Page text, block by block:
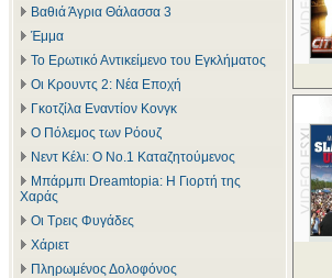
Βαθιά Άγρια Θάλασσα 3
Έμμα
Το Ερωτικό Αντικείμενο του Εγκλήματος
Οι Κρουντς 2: Νέα Εποχή
Γκοτζίλα Εναντίον Κονγκ
Ο Πόλεμος των Ρόουζ
Νεντ Κέλι: Ο Νο.1 Καταζητούμενος
Μπάρμπι Dreamtopia: Η Γιορτή της
Χαράς
Οι Τρεις Φυγάδες
Χάριετ
Πληρωμένος Δολοφόνος